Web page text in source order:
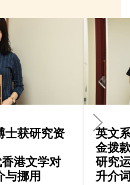
士获研究资
港文学对
与挪用
英文
金拨
研究
升介